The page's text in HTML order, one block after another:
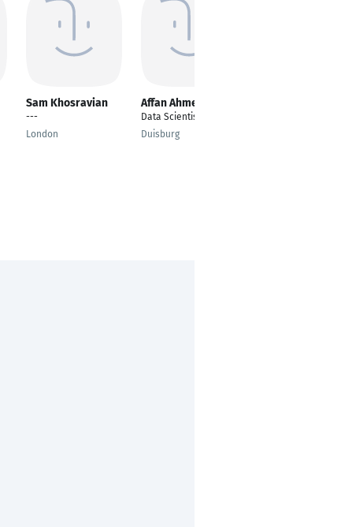
Sam Khosravian
---
London
Affan Ahmed
Data Scientist
Duisburg